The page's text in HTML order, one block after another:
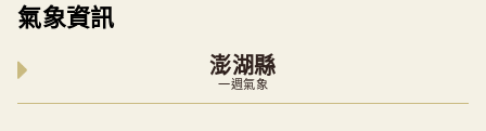
氣象資訊
澎湖縣
一週氣象